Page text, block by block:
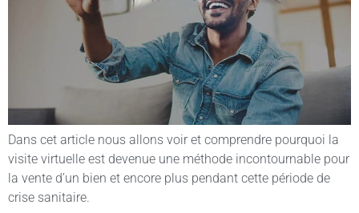
Dans cet article nous allons voir et comprendre pourquoi la
visite virtuelle est devenue une méthode incontournable pour
la vente d’un bien et encore plus pendant cette période de
crise sanitaire.